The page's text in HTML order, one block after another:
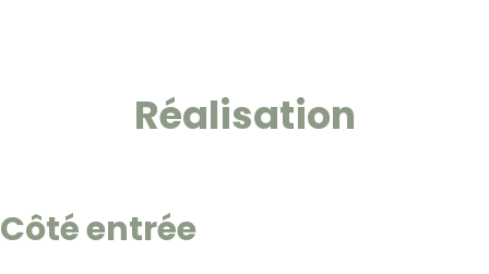
Réalisation
Côté entrée